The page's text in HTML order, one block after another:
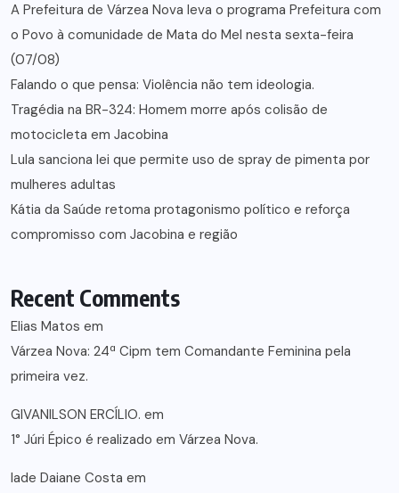
A Prefeitura de Várzea Nova leva o programa Prefeitura com
o Povo à comunidade de Mata do Mel nesta sexta-feira
(07/08)
Falando o que pensa: Violência não tem ideologia.
Tragédia na BR-324: Homem morre após colisão de
motocicleta em Jacobina
Lula sanciona lei que permite uso de spray de pimenta por
mulheres adultas
Kátia da Saúde retoma protagonismo político e reforça
compromisso com Jacobina e região
Recent Comments
Elias Matos em
Várzea Nova: 24ª Cipm tem Comandante Feminina pela
primeira vez.
GIVANILSON ERCÍLIO. em
1° Júri Épico é realizado em Várzea Nova.
lade Daiane Costa em